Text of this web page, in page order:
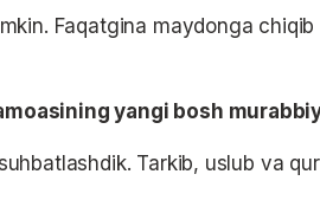
Faqatgina maydonga
yangi bosh
Tarkib, uslub va